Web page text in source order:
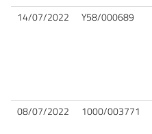
14/07/2022 Y58/000689
08/07/2022 1000/003771